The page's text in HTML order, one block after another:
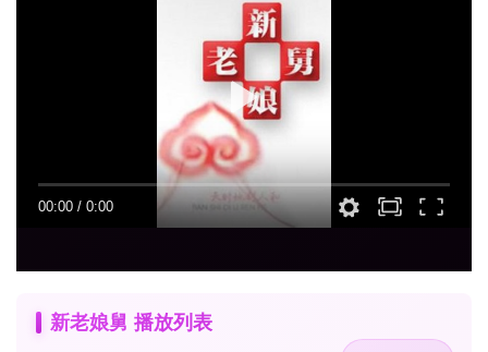
00:00 / 0:00
新老娘舅 播放列表